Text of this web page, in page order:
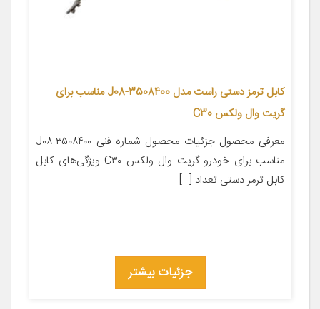
کابل ترمز دستی راست مدل 3508400-J08 مناسب برای
گریت وال ولکس C30
معرفی محصول جزئیات محصول شماره فنی ۳۵۰۸۴۰۰-J۰۸
مناسب برای خودرو گریت وال ولکس C۳۰ ویژگی‌های کابل
کابل ترمز دستی تعداد […]
جزئیات بیشتر